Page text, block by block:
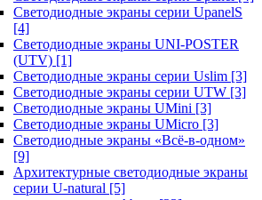
Светодиодные экраны серии UpanelS
[4]
Светодиодные экраны UNI-POSTER
(UTV) [1]
Светодиодные экраны серии Uslim [3]
Светодиодные экраны серии UTW [3]
Светодиодные экраны UMini [3]
Светодиодные экраны UMicro [3]
Светодиодные экраны «Всё-в-одном»
[9]
Архитектурные светодиодные экраны
серии U-natural [5]